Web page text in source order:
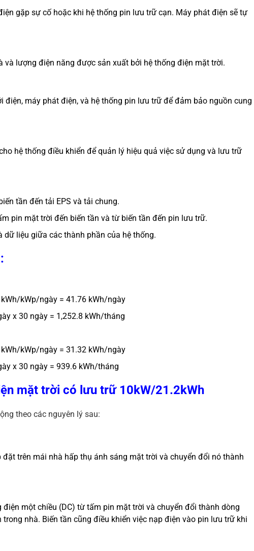
gặp sự cố hoặc khi hệ thống pin lưu trữ cạn. Máy phát điện sẽ tự
lượng điện năng được sản xuất bởi hệ thống điện mặt trời.
máy phát điện, và hệ thống pin lưu trữ để đảm bảo nguồn cung
hệ thống điều khiển để quản lý hiệu quả việc sử dụng và lưu trữ
tần đến tải EPS và tải chung.
pin mặt trời đến biến tần và từ biến tần đến pin lưu trữ.
dữ liệu giữa các thành phần của hệ thống.
kWp/ngày = 41.76 kWh/ngày
x 30 ngày = 1,252.8 kWh/tháng
kWp/ngày = 31.32 kWh/ngày
x 30 ngày = 939.6 kWh/tháng
mặt trời có lưu trữ 10kW/21.2kWh
theo các nguyên lý sau:
trên mái nhà hấp thụ ánh sáng mặt trời và chuyển đổi nó thành
điện một chiều (DC) từ tấm pin mặt trời và chuyển đổi thành dòng
nhà. Biến tần cũng điều khiển việc nạp điện vào pin lưu trữ khi